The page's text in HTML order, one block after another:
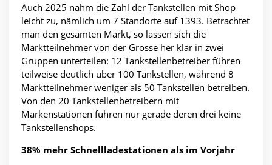
Auch 2025 nahm die Zahl der Tankstellen mit Shop
leicht zu, nämlich um 7 Standorte auf 1393. Betrachtet
man den gesamten Markt, so lassen sich die
Marktteilnehmer von der Grösse her klar in zwei
Gruppen unterteilen: 12 Tankstellenbetreiber führen
teilweise deutlich über 100 Tankstellen, während 8
Marktteilnehmer weniger als 50 Tankstellen betreiben.
Von den 20 Tankstellenbetreibern mit
Markenstationen führen nur gerade deren drei keine
Tankstellenshops.
38% mehr Schnellladestationen als im Vorjahr